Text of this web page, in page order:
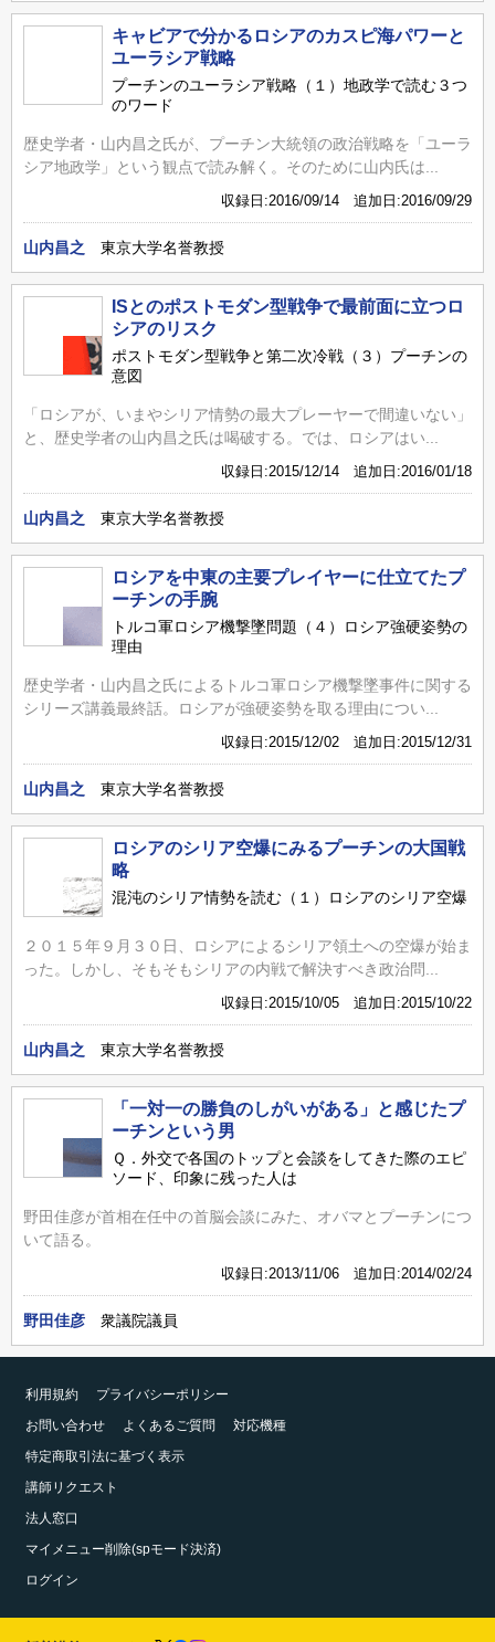
キャビアで分かるロシアのカスピ海パワーと
ユーラシア戦略
プーチンのユーラシア戦略（１）地政学で読む３つ
のワード
歴史学者・山内昌之氏が、プーチン大統領の政治戦略を「ユーラ
シア地政学」という観点で読み解く。そのために山内氏は...
収録日:2016/09/14 追加日:2016/09/29
山内昌之 東京大学名誉教授
ISとのポストモダン型戦争で最前面に立つロ
シアのリスク
ポストモダン型戦争と第二次冷戦（３）プーチンの
意図
「ロシアが、いまやシリア情勢の最大プレーヤーで間違いない」
と、歴史学者の山内昌之氏は喝破する。では、ロシアはい...
収録日:2015/12/14 追加日:2016/01/18
山内昌之 東京大学名誉教授
ロシアを中東の主要プレイヤーに仕立てたプ
ーチンの手腕
トルコ軍ロシア機撃墜問題（４）ロシア強硬姿勢の
理由
歴史学者・山内昌之氏によるトルコ軍ロシア機撃墜事件に関する
シリーズ講義最終話。ロシアが強硬姿勢を取る理由につい...
収録日:2015/12/02 追加日:2015/12/31
山内昌之 東京大学名誉教授
ロシアのシリア空爆にみるプーチンの大国戦
略
混沌のシリア情勢を読む（１）ロシアのシリア空爆
２０１５年９月３０日、ロシアによるシリア領土への空爆が始ま
った。しかし、そもそもシリアの内戦で解決すべき政治問...
収録日:2015/10/05 追加日:2015/10/22
山内昌之 東京大学名誉教授
「一対一の勝負のしがいがある」と感じたプ
ーチンという男
Ｑ．外交で各国のトップと会談をしてきた際のエピ
ソード、印象に残った人は
野田佳彦が首相在任中の首脳会談にみた、オバマとプーチンにつ
いて語る。
収録日:2013/11/06 追加日:2014/02/24
野田佳彦 衆議院議員
利用規約
プライバシーポリシー
お問い合わせ
よくあるご質問
対応機種
特定商取引法に基づく表示
講師リクエスト
法人窓口
マイメニュー削除(spモード決済)
ログイン